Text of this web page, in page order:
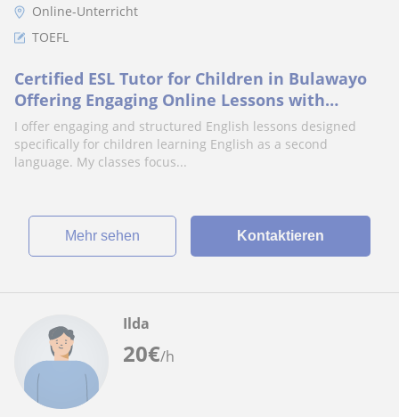
Online-Unterricht
TOEFL
Certified ESL Tutor for Children in Bulawayo
Offering Engaging Online Lessons with
Proven Results and Interactive Learning
Methods
I offer engaging and structured English lessons designed
specifically for children learning English as a second
language. My classes focus...
Mehr sehen Kontaktieren
20€/h
Ilda